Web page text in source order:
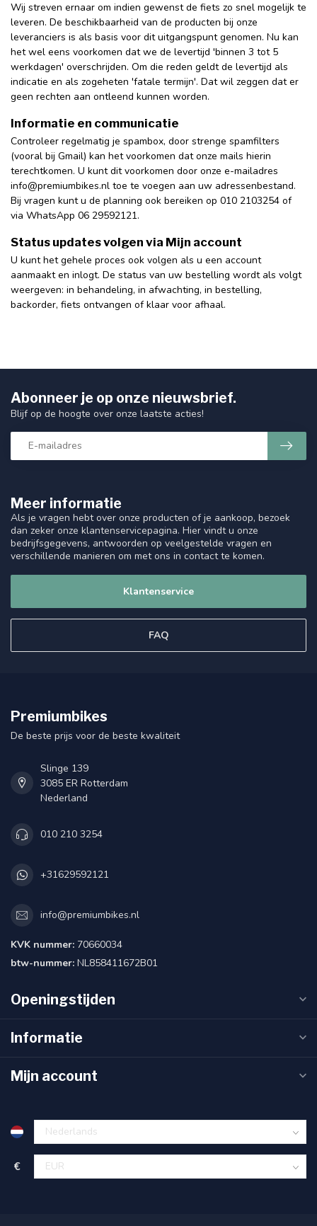
Wij streven ernaar om indien gewenst de fiets zo snel mogelijk te
leveren. De beschikbaarheid van de producten bij onze
leveranciers is als basis voor dit uitgangspunt genomen. Nu kan
het wel eens voorkomen dat we de levertijd 'binnen 3 tot 5
werkdagen' overschrijden. Om die reden geldt de levertijd als
indicatie en als zogeheten 'fatale termijn'. Dat wil zeggen dat er
geen rechten aan ontleend kunnen worden.
Informatie en communicatie
Controleer regelmatig je spambox, door strenge spamfilters
(vooral bij Gmail) kan het voorkomen dat onze mails hierin
terechtkomen. U kunt dit voorkomen door onze e-mailadres
info@premiumbikes.nl toe te voegen aan uw adressenbestand.
Bij vragen kunt u de planning ook bereiken op 010 2103254 of
via WhatsApp 06 29592121.
Status updates volgen via Mijn account
U kunt het gehele proces ook volgen als u een account
aanmaakt en inlogt. De status van uw bestelling wordt als volgt
weergeven: in behandeling, in afwachting, in bestelling,
backorder, fiets ontvangen of klaar voor afhaal.
Meer informatie
Als je vragen hebt over onze producten of je aankoop, bezoek
dan zeker onze klantenservicepagina. Hier vindt u onze
bedrijfsgegevens, antwoorden op veelgestelde vragen en
verschillende manieren om met ons in contact te komen.
Klantenservice
FAQ
Abonneer je op onze nieuwsbrief.
Blijf op de hoogte over onze laatste acties!
Premiumbikes
De beste prijs voor de beste kwaliteit
Slinge 139
3085 ER Rotterdam
Nederland
010 210 3254
+31629592121
info@premiumbikes.nl
KVK nummer: 70660034
btw-nummer: NL858411672B01
Openingstijden
Informatie
Mijn account
€